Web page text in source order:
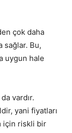
çok daha
sağlar. Bu,
uygun hale
vardır.
yani fiyatları
için riskli bir